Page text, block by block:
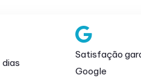
Satisfação
Google